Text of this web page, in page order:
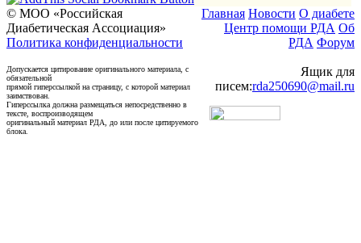
© МОО «Российская
Диабетическая Ассоциация»
Политика конфиденциальности
Допускается цитирование оригинального материала, с
обязательной
прямой гиперссылкой на страницу, с которой материал
заимствован.
Гиперссылка должна размещаться непосредственно в
тексте, воспроизводящем
оригинальный материал РДА, до или после цитируемого
блока.
Главная Новости О диабете
Центр помощи РДА Об
РДА Форум
Ящик для
писем:rda250690@mail.ru